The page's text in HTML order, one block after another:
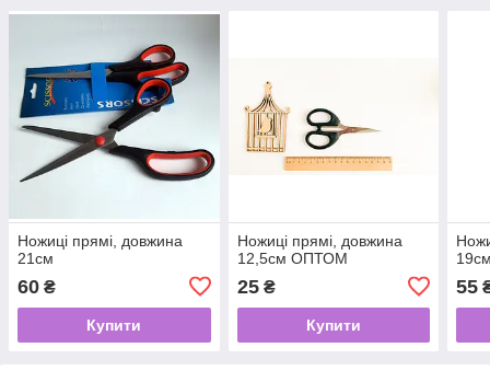
Ножиці прямі, довжина
21см
60 ₴
Купити
Ножиці прямі, довжина
12,5см ОПТОМ
25₴
Купити
55